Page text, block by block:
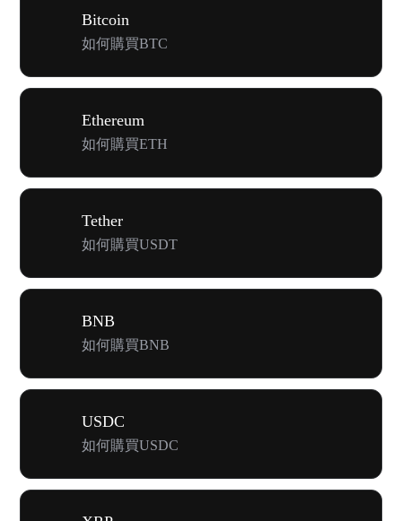
Bitcoin
如何購買BTC
Ethereum
如何購買ETH
Tether
如何購買USDT
BNB
如何購買BNB
USDC
如何購買USDC